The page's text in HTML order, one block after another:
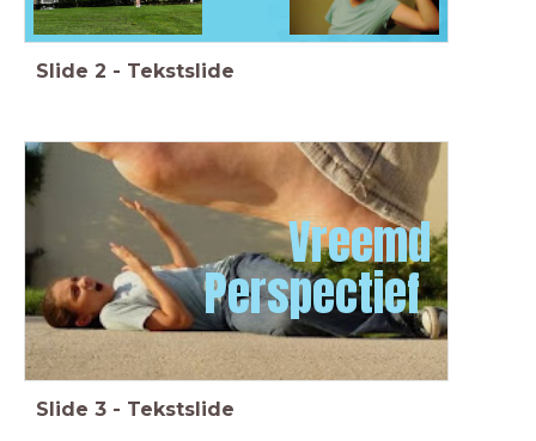
Slide 2 - Tekstslide
Vreemd
Perspectief
Slide 3 - Tekstslide